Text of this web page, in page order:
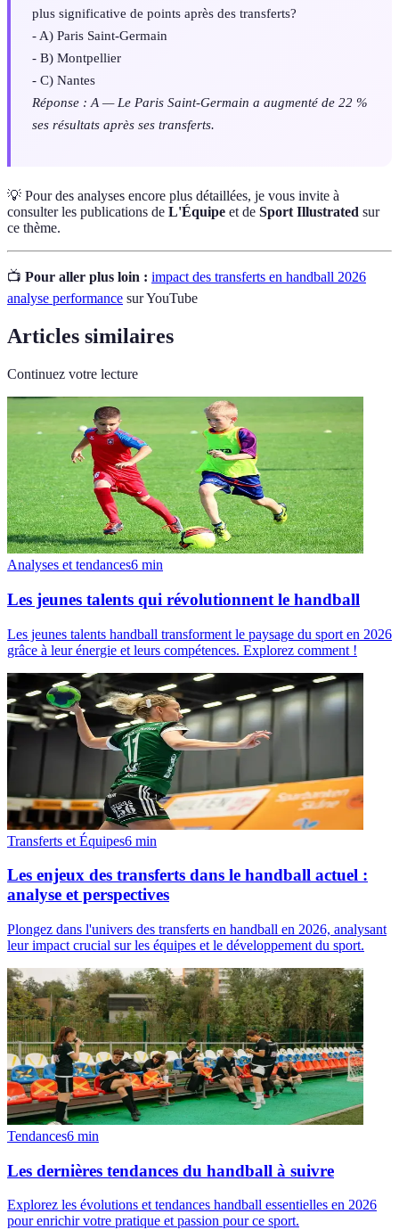
plus significative de points après des transferts?
- A) Paris Saint-Germain
- B) Montpellier
- C) Nantes
Réponse : A — Le Paris Saint-Germain a augmenté de 22 %
ses résultats après ses transferts.
💡 Pour des analyses encore plus détaillées, je vous invite à
consulter les publications de L'Équipe et de Sport Illustrated sur
ce thème.
📺 Pour aller plus loin : impact des transferts en handball 2026
analyse performance sur YouTube
Articles similaires
Continuez votre lecture
Analyses et tendances6 min
Les jeunes talents qui révolutionnent le handball
Les jeunes talents handball transforment le paysage du sport en 2026
grâce à leur énergie et leurs compétences. Explorez comment !
Transferts et Équipes6 min
Les enjeux des transferts dans le handball actuel :
analyse et perspectives
Plongez dans l'univers des transferts en handball en 2026, analysant
leur impact crucial sur les équipes et le développement du sport.
Tendances6 min
Les dernières tendances du handball à suivre
Explorez les évolutions et tendances handball essentielles en 2026
pour enrichir votre pratique et passion pour ce sport.